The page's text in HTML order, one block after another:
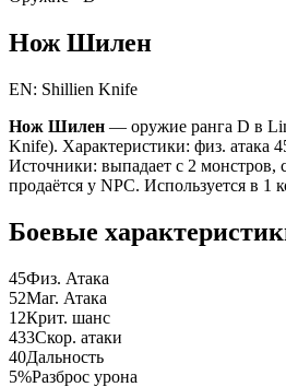
Нож Шилен
EN: Shillien Knife
Нож Шилен — оружие ранга D в
Knife). Характеристики: физ. атака
Источники: выпадает с 2 монстров,
продаётся у NPC. Используется в 1
Боевые
45Физ. Атака
52Маг. Атака
12Крит. шанс
433Скор. атаки
40Дальность
5%Разброс урона